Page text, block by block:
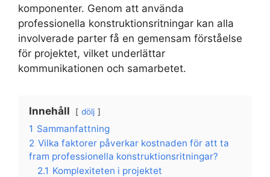
komponenter. Genom att använda
professionella konstruktionsritningar kan alla
involverade parter få en gemensam förståelse
för projektet, vilket underlättar
kommunikationen och samarbetet.
Innehåll dölj
1 Sammanfattning
2 Vilka faktorer påverkar kostnaden för att ta
fram professionella konstruktionsritningar?
2.1 Komplexiteten i projektet